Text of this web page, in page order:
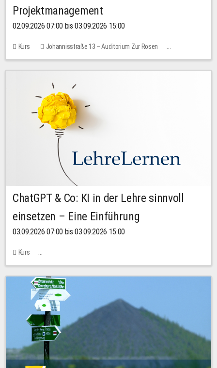
Projektmanagement
02.09.2026 07:00 bis 03.09.2026 15:00
Kurs
Johannisstraße 13 – Auditorium Zur Rosen
Keine freien Plätze
30,00 EUR
ChatGPT & Co: KI in der Lehre sinnvoll
einsetzen – Eine Einführung
03.09.2026 07:00 bis 03.09.2026 15:00
Kurs
Bachstraße 18k - SR 102 (Seminarraum Servicestelle LehreLernen)